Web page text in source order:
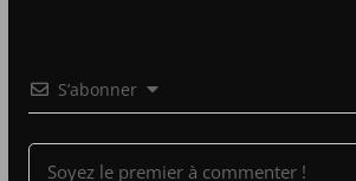
S’abonner